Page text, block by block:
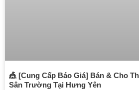
🎪 [Cung Cấp Báo Giá] Bán & Cho
Sân Trường Tại Hưng Yên